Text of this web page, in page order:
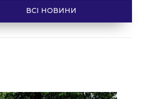
ВСІ НОВИНИ